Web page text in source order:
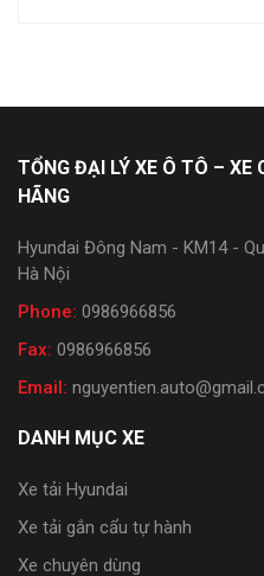
TỔNG ĐẠI LÝ XE Ô TÔ – XE
HÃNG
Hyundai Đông Nam - KM14 -
Hà Nội
Phone: 0986966856
Fax: 0986966856
Email:
DANH MỤC XE
Xe tải Hyundai
Xe tải gắn cẩu tự hành
Xe chuyên dùng